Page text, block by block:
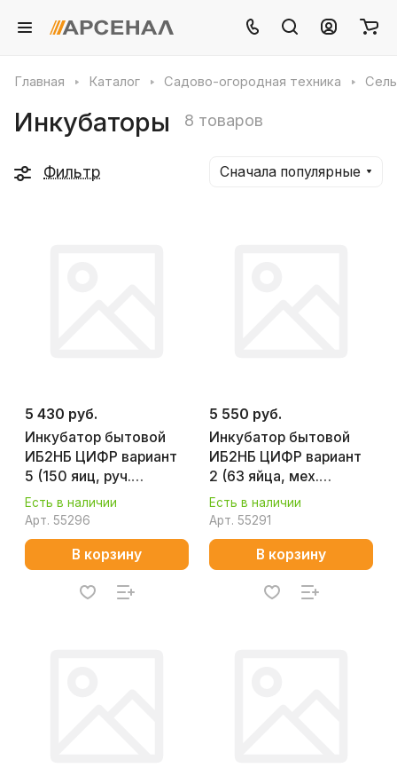
Главная Каталог Садово-огородная техника
Инкубаторы 8 товаров
Фильтр Сначала популярные
5 430 руб.
Инкубатор бытовой
ИБ2НБ ЦИФР вариант
5 (150 яиц, руч.
переворот, 220 В)
Есть в наличии
Арт. 55296
В корзину
5 550 руб.
Инкубатор бытовой
ИБ2НБ ЦИФР вариант
2 (63 яйца, мех.
переворот, 220/12 В)
Есть в наличии
Арт. 55291
В корзину